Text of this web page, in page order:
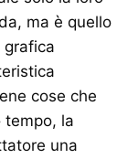
ma è quello
cose che
la
una